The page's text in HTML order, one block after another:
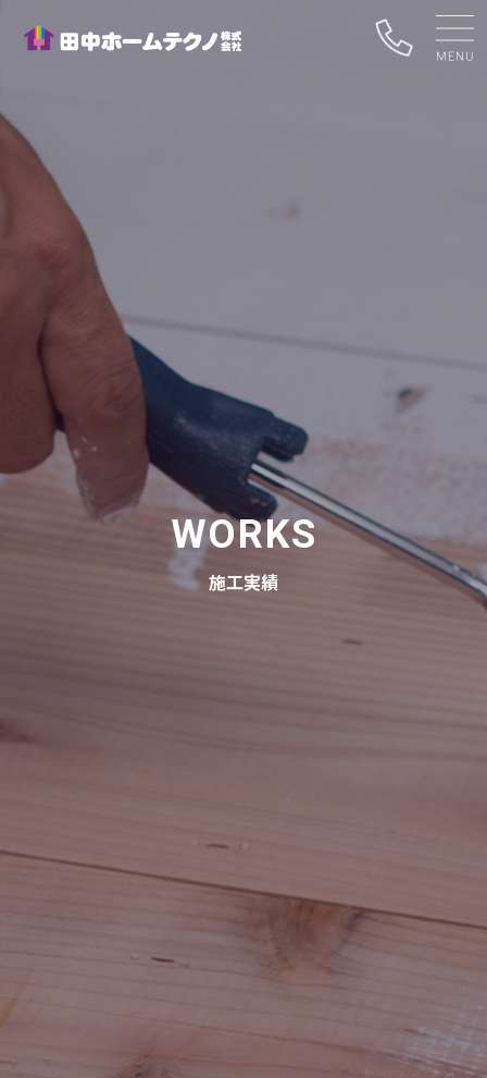
WORKS
施工実績